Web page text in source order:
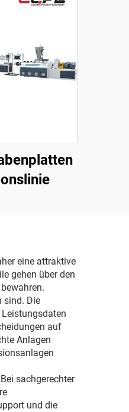
eine attraktive
gehen über den
sind. Die
auf
Anlagen
sachgerechter
und die